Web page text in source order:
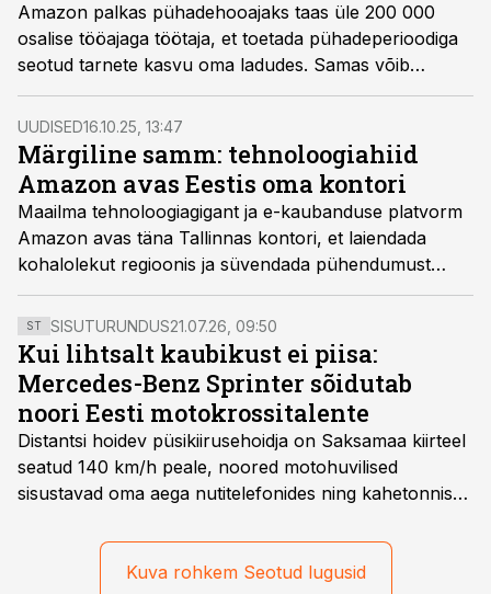
Amazon palkas pühadehooajaks taas üle 200 000
osalise tööajaga töötaja, et toetada pühadeperioodiga
seotud tarnete kasvu oma ladudes. Samas võib
juhtuda, et paljud neist ajutistest töötajatest ei leia
enam järgmisel aastal tööd, kuna ettevõttel on plaanis
lisaks olevale ligi miljonile robotile võtta kasutusele
veel teist sama palju.
UUDISED16.10.25, 13:47
Märgiline samm: tehnoloogiahiid
Amazon avas Eestis oma kontori
Maailma tehnoloogiagigant ja e-kaubanduse platvorm
Amazon avas täna Tallinnas kontori, et laiendada
kohalolekut regioonis ja süvendada pühendumust
Eestile. Uues kontoris hakkavad tegutsema Amazon
Web Services (AWS) ja Amazon Music.
ST SISUTURUNDUS21.07.26, 09:50
Kui lihtsalt kaubikust ei piisa:
Mercedes-Benz Sprinter sõidutab
noori Eesti motokrossitalente
Distantsi hoidev püsikiirusehoidja on Saksamaa kiirteel
seatud 140 km/h peale, noored motohuvilised
sisustavad oma aega nutitelefonides ning kahetonnises
varustusega. Õige pea on Prantsusmaal, Romagnes
algamas juuniorite motokrossi
Kuva rohkem Seotud lugusid